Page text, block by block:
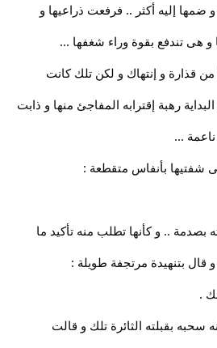
ضمها إليه أكثر .. فرفعت ذراعيها و
و هى تندفع بقوة وراء شغفها ...
قذارة و إنتهاك و لكن تلك كانت
رهبة إقترابه المفاجئ منها و ذابت
...
شفتيها بأنفاس متقطعة :
بصدمة .. و كأنها تطلب منه تأكيد ما
قال بتنهيدة مرتجفة طويلة :
.
بقبلته الثائرة تلك و قالت